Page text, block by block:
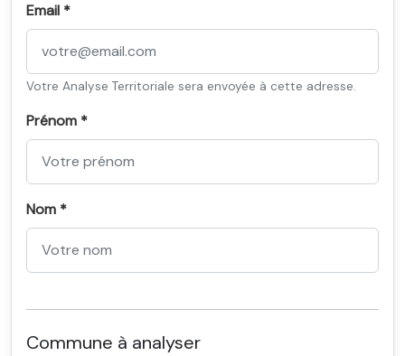
Email *
Votre Analyse Territoriale sera envoyée à cette adresse.
Prénom *
Nom *
Commune à analyser